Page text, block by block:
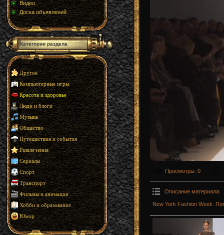
Видео
Доска объявлений
Категории раздела
Другое
Компьютерные игры
Красота и здоровье
Люди и блоги
Музыка
Общество
Путешествия и события
Развлечения
Сериалы
Спорт
Транспорт
Фильмы и анимация
Хобби и образование
Юмор
Просмотры: 0
Описание материала:
New York Fashion Week.